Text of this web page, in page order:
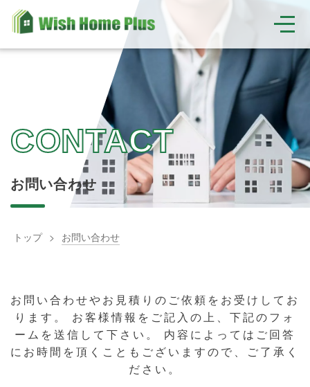
お問い合わせ
トップ お問い合わせ
お問い合わせやお見積りのご依頼をお受けしてお
ります。
お客様情報をご記入の上、下記のフォ
ームを送信して下さい。
内容によってはご回答
にお時間を頂くこともございますので、ご了承く
ださい。